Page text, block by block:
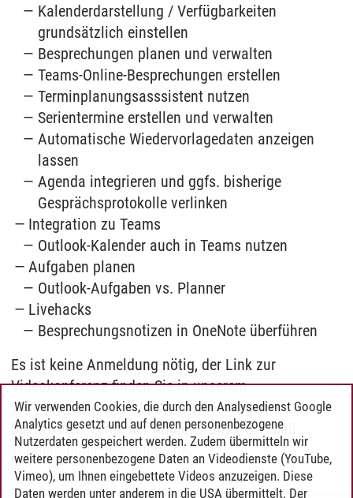
Kalenderdarstellung / Verfügbarkeiten
grundsätzlich einstellen
Besprechungen planen und verwalten
Teams-Online-Besprechungen erstellen
Terminplanungsasssistent nutzen
Serientermine erstellen und verwalten
Automatische Wiedervorlagedaten anzeigen
lassen
Agenda integrieren und ggfs. bisherige
Gesprächsprotokolle verlinken
Integration zu Teams
Outlook-Kalender auch in Teams nutzen
Aufgaben planen
Outlook-Aufgaben vs. Planner
Livehacks
Besprechungsnotizen in OneNote überführen
Es ist keine Anmeldung nötig, der Link zur
Videokonferenz finden Sie in unserem
Veranstaltungsportal MIZ-Events. Fragen
beantwortet gerne der Anbieter unter der Mail
Trainer@bursche-campus.de .
Wir verwenden Cookies, die durch den Analysedienst Google
Analytics gesetzt und auf denen personenbezogene
Nutzerdaten gespeichert werden. Zudem übermitteln wir
weitere personenbezogene Daten an Videodienste (YouTube,
Vimeo), um Ihnen eingebettete Videos anzuzeigen. Diese
Daten werden unter anderem in die USA übermittelt. Der